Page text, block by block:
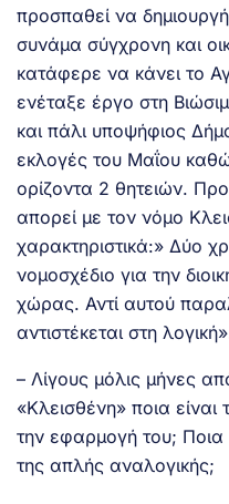
προσπαθεί να
συνάμα σύγχρονη και
κατάφερε να κάνει το
ενέταξε έργο στη
και πάλι υποψήφιος
εκλογές του Μαΐου
ορίζοντα 2 θητειών.
απορεί με τον νόμο
χαρακτηριστικά:» Δύο
νομοσχέδιο για την
χώρας. Αντί αυτού
αντιστέκεται στη
– Λίγους μόλις μήνες
«Κλεισθένη» ποια
την εφαρμογή του;
της απλής αναλογικής;